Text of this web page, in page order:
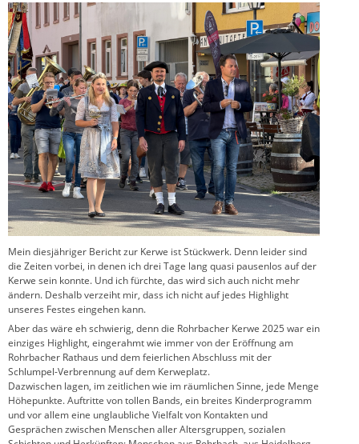
Mein diesjähriger Bericht zur Kerwe ist Stückwerk. Denn leider sind
die Zeiten vorbei, in denen ich drei Tage lang quasi pausenlos auf der
Kerwe sein konnte. Und ich fürchte, das wird sich auch nicht mehr
ändern. Deshalb verzeiht mir, dass ich nicht auf jedes Highlight
unseres Festes eingehen kann.
Aber das wäre eh schwierig, denn die Rohrbacher Kerwe 2025 war ein
einziges Highlight, eingerahmt wie immer von der Eröffnung am
Rohrbacher Rathaus und dem feierlichen Abschluss mit der
Schlumpel-Verbrennung auf dem Kerweplatz.
Dazwischen lagen, im zeitlichen wie im räumlichen Sinne, jede Menge
Höhepunkte. Auftritte von tollen Bands, ein breites Kinderprogramm
und vor allem eine unglaubliche Vielfalt von Kontakten und
Gesprächen zwischen Menschen aller Altersgruppen, sozialen